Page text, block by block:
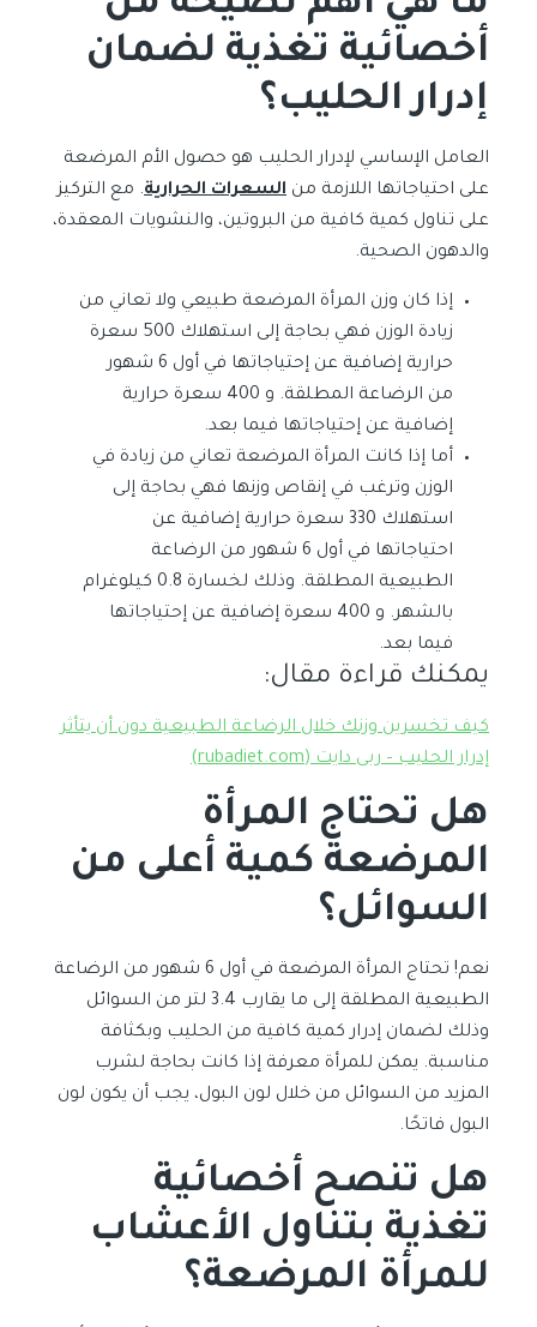
أخصائية تغذية لضمان
إدرار الحليب؟
العامل الإساسي لإدرار الحليب هو حصول الأم المرضعة
على احتياجاتها اللازمة من السعرات الحرارية. مع التركيز
على تناول كمية كافية من البروتين، والنشويات المعقدة،
والدهون الصحية.
إذا كان وزن المرأة المرضعة طبيعي ولا تعاني من
زيادة الوزن فهي بحاجة إلى استهلاك 500 سعرة
حرارية إضافية عن إحتياجاتها في أول 6 شهور
من الرضاعة المطلقة. و 400 سعرة حرارية
إضافية عن إحتياجاتها فيما بعد.
أما إذا كانت المرأة المرضعة تعاني من زيادة في
الوزن وترغب في إنقاص وزنها فهي بحاجة إلى
استهلاك 330 سعرة حرارية إضافية عن
احتياجاتها في أول 6 شهور من الرضاعة
الطبيعية المطلقة. وذلك لخسارة 0.8 كيلوغرام
بالشهر. و 400 سعرة إضافية عن إحتياجاتها
فيما بعد.
يمكنك قراءة مقال:
كيف تخسرين وزنك خلال الرضاعة الطبيعية دون أن يتأثر
إدرار الحليب – ربى دايت (rubadiet.com)
هل تحتاج المرأة
المرضعة كمية أعلى من
السوائل؟
نعم! تحتاج المرأة المرضعة في أول 6 شهور من الرضاعة
الطبيعية المطلقة إلى ما يقارب 3.4 لتر من السوائل
وذلك لضمان إدرار كمية كافية من الحليب وبكثافة
مناسبة. يمكن للمرأة معرفة إذا كانت بحاجة لشرب
المزيد من السوائل من خلال لون البول، يجب أن يكون لون
البول فاتحًا.
هل تنصح أخصائية
تغذية بتناول الأعشاب
للمرأة المرضعة؟